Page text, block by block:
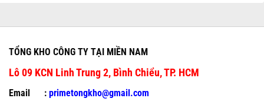
TỔNG KHO CÔNG TY TẠI MIỀN NAM
Lô 09 KCN Linh Trung 2, Bình Chiểu, TP. HCM
Email : primetongkho@gmail.com